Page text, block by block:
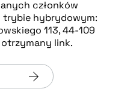
członków
trybie hybrydowym:
113, 44-109
otrzymany link.